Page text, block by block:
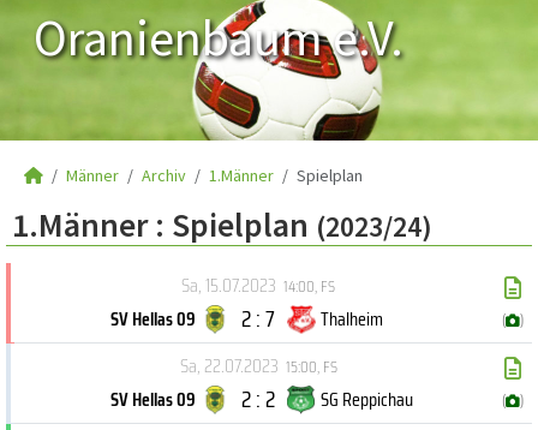
Oranienbaum e.V.
Männer Archiv 1.Männer Spielplan
1.Männer : Spielplan (2023/24)
Sa, 15.07.2023 14:00,FS
SV Hellas 09 2 : 7 Thalheim ( )
Sa, 22.07.2023 15:00,FS
SV Hellas 09 2 : 2 SG Reppichau ( )